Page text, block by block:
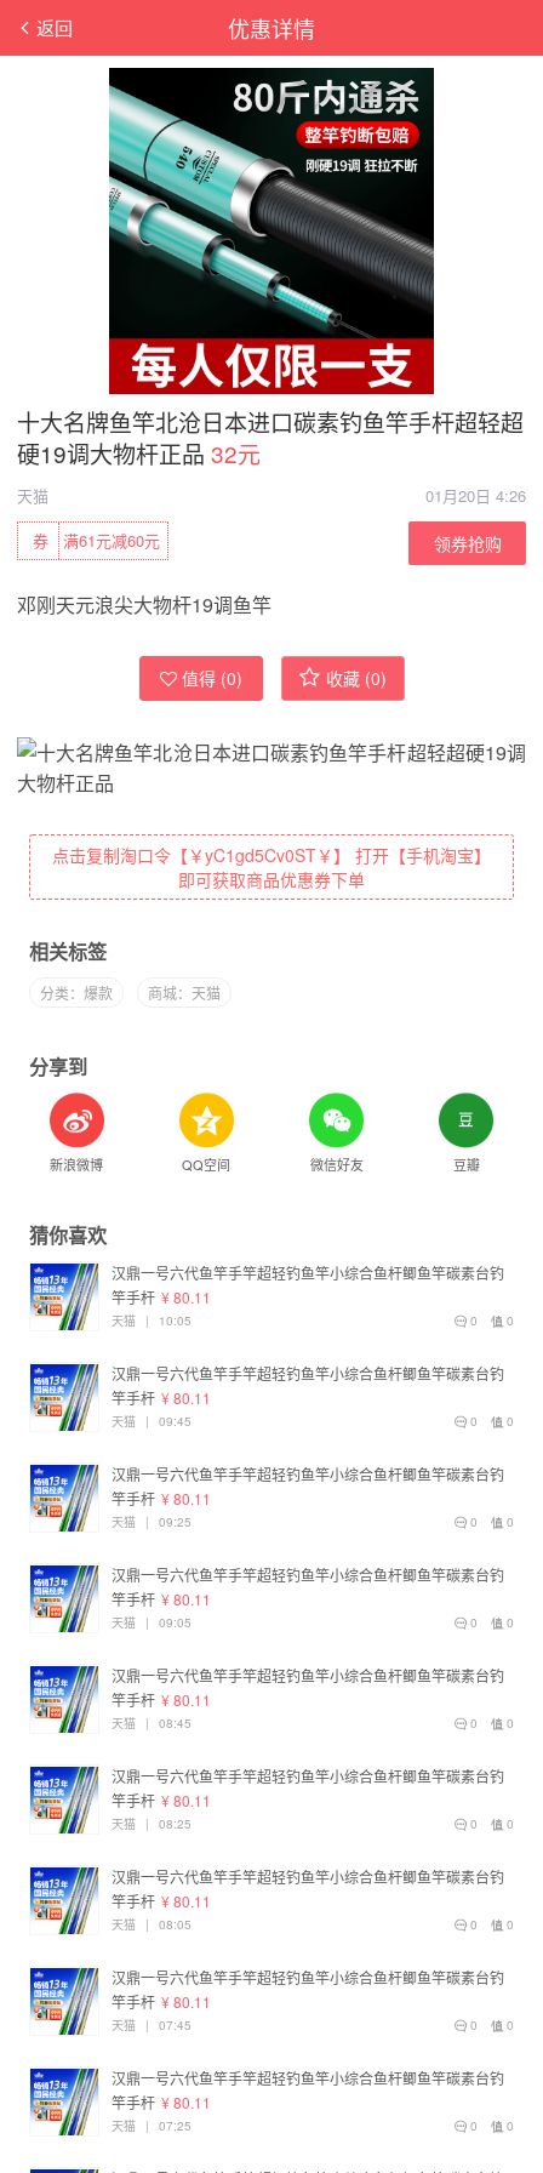
优惠详情
返回
十大名牌鱼竿北沧日本进口碳素钓鱼竿手杆超轻超
硬19调大物杆正品 32元
天猫
01月20日 4:26
满61元减60元
券 领券抢购
邓刚天元浪尖大物杆19调鱼竿
值得 (0) 收藏 (0)
点击复制淘口令【￥yC1gd5Cv0ST￥】 打开【手机淘宝】
即可获取商品优惠券下单
相关标签
分类：爆款 商城：天猫
分享到
新浪微博 QQ空间 微信好友 豆瓣
猜你喜欢
汉鼎一号六代鱼竿手竿超轻钓鱼竿小综合鱼杆鲫鱼竿碳素台钓
竿手杆 ¥ 80.11
0
0
天猫 | 10:05
汉鼎一号六代鱼竿手竿超轻钓鱼竿小综合鱼杆鲫鱼竿碳素台钓
竿手杆 ¥ 80.11
0
0
天猫 | 09:45
汉鼎一号六代鱼竿手竿超轻钓鱼竿小综合鱼杆鲫鱼竿碳素台钓
竿手杆 ¥ 80.11
0
0
天猫 | 09:25
汉鼎一号六代鱼竿手竿超轻钓鱼竿小综合鱼杆鲫鱼竿碳素台钓
竿手杆 ¥ 80.11
0
0
天猫 | 09:05
汉鼎一号六代鱼竿手竿超轻钓鱼竿小综合鱼杆鲫鱼竿碳素台钓
竿手杆 ¥ 80.11
0
0
天猫 | 08:45
汉鼎一号六代鱼竿手竿超轻钓鱼竿小综合鱼杆鲫鱼竿碳素台钓
竿手杆 ¥ 80.11
0
0
天猫 | 08:25
汉鼎一号六代鱼竿手竿超轻钓鱼竿小综合鱼杆鲫鱼竿碳素台钓
竿手杆 ¥ 80.11
0
0
天猫 | 08:05
汉鼎一号六代鱼竿手竿超轻钓鱼竿小综合鱼杆鲫鱼竿碳素台钓
竿手杆 ¥ 80.11
0
0
天猫 | 07:45
汉鼎一号六代鱼竿手竿超轻钓鱼竿小综合鱼杆鲫鱼竿碳素台钓
竿手杆 ¥ 80.11
0
0
天猫 | 07:25